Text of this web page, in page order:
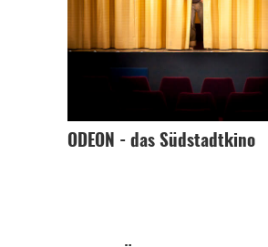
ODEON - das Südstadtkino